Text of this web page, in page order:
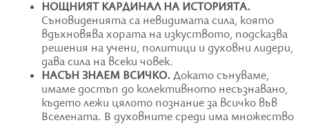
НОЩНИЯТ КАРДИНАЛ НА ИСТОРИЯТА.
Съновиденията са невидимата сила, която
вдъхновява хората на изкуството, подсказва
решения на учени, политици и духовни лидери,
дава сила на всеки човек.
НАСЪН ЗНAЕМ ВСИЧКО. Докато сънуваме,
имаме достъп до колективното несъзнавано,
където лежи цялото познание за всичко във
Вселената. В духовните среди има множество